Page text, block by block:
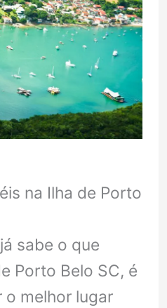
na Ilha de Porto
sabe o que
Porto Belo SC, é
o melhor lugar